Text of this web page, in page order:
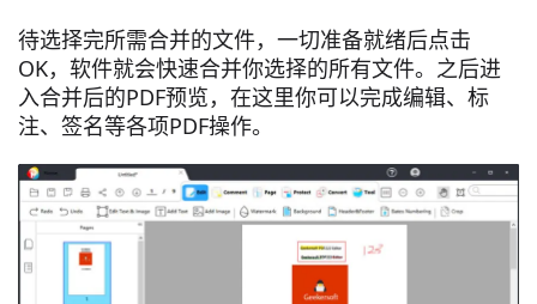
待选择完所需合并的文件，一切准备就绪后点击
OK，软件就会快速合并你选择的所有文件。之后进
入合并后的PDF预览，在这里你可以完成编辑、标
注、签名等各项PDF操作。